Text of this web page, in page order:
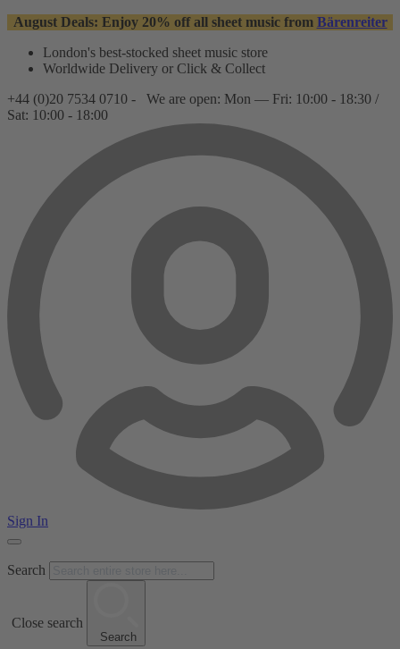
August Deals: Enjoy 20% off all sheet music from Bärenreiter
London's best-stocked sheet music store
Worldwide Delivery or Click & Collect
+44 (0)20 7534 0710 -
We are open: Mon — Fri: 10:00 - 18:30 /
Sat: 10:00 - 18:00
Sign In
Search
Close search
Search